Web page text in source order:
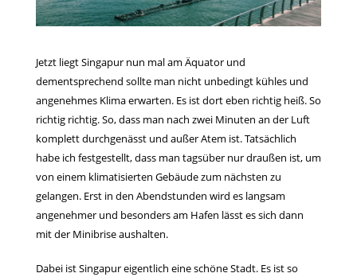
Jetzt liegt Singapur nun mal am Äquator und
dementsprechend sollte man nicht unbedingt kühles und
angenehmes Klima erwarten. Es ist dort eben richtig heiß. So
richtig richtig. So, dass man nach zwei Minuten an der Luft
komplett durchgenässt und außer Atem ist. Tatsächlich
habe ich festgestellt, dass man tagsüber nur draußen ist, um
von einem klimatisierten Gebäude zum nächsten zu
gelangen. Erst in den Abendstunden wird es langsam
angenehmer und besonders am Hafen lässt es sich dann
mit der Minibrise aushalten.
Dabei ist Singapur eigentlich eine schöne Stadt. Es ist so